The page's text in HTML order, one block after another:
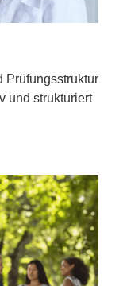
Prüfungsstruktur
und struk­tu­riert